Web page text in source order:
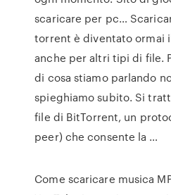
scaricare per pc…
torrent è diventato ormai
anche per altri tipi di file.
di cosa stiamo parlando
spieghiamo subito. Si
file di BitTorrent, un
peer) che consente la …
Come scaricare musica